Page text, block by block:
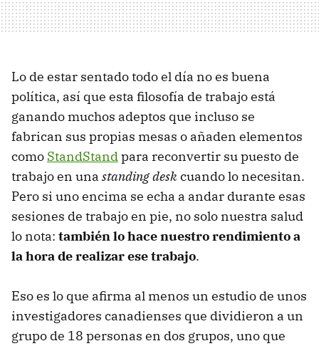
Lo de estar sentado todo el día no es buena
política, así que esta filosofía de trabajo está
ganando muchos adeptos que incluso se
fabrican sus propias mesas o añaden elementos
como StandStandpara reconvertir su puesto de
trabajo en una standing deskcuando lo necesitan.
Pero si uno encima se echa a andar durante esas
sesiones de trabajo en pie, no solo nuestra salud
lo nota: también lo hace nuestro rendimiento a
la hora de realizar ese trabajo.
Eso es lo que afirma al menos un estudio de unos
investigadores canadienses que dividieron a un
grupo de 18 personas en dos grupos, uno que